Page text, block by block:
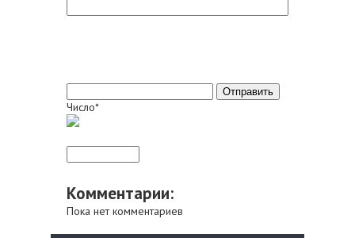
Число*
Комментарии:
Пока нет комментариев